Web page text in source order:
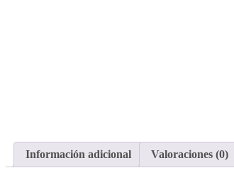
Información adicional Valoraciones (0)